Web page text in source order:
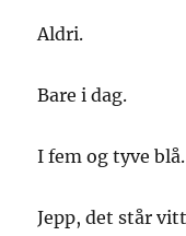
Aldri.
Bare i dag.
I fem og tyve blå.
Jepp, det står